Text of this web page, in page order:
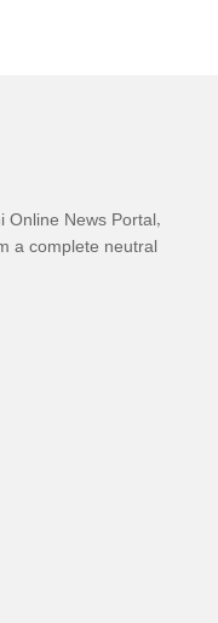
Online News Portal,
a complete neutral